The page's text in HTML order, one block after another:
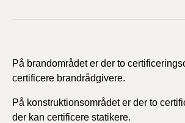
På brandområdet er der to
certificere brandrådgivere.
På konstruktionsområdet er der to
der kan certificere statikere.